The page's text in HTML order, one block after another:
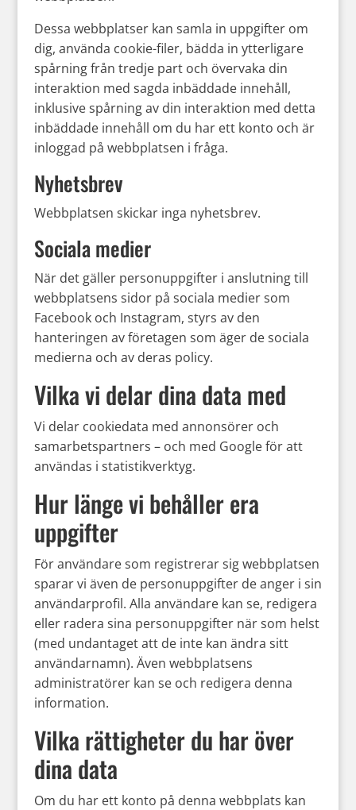
Dessa webbplatser kan samla in uppgifter om
dig, använda cookie-filer, bädda in ytterligare
spårning från tredje part och övervaka din
interaktion med sagda inbäddade innehåll,
inklusive spårning av din interaktion med detta
inbäddade innehåll om du har ett konto och är
inloggad på webbplatsen i fråga.
Nyhetsbrev
Webbplatsen skickar inga nyhetsbrev.
Sociala medier
När det gäller personuppgifter i anslutning till
webbplatsens sidor på sociala medier som
Facebook och Instagram, styrs av den
hanteringen av företagen som äger de sociala
medierna och av deras policy.
Vilka vi delar dina data med
Vi delar cookiedata med annonsörer och
samarbetspartners – och med Google för att
användas i statistikverktyg.
Hur länge vi behåller era
uppgifter
För användare som registrerar sig webbplatsen
sparar vi även de personuppgifter de anger i sin
användarprofil. Alla användare kan se, redigera
eller radera sina personuppgifter när som helst
(med undantaget att de inte kan ändra sitt
användarnamn). Även webbplatsens
administratörer kan se och redigera denna
information.
Vilka rättigheter du har över
dina data
Om du har ett konto på denna webbplats kan